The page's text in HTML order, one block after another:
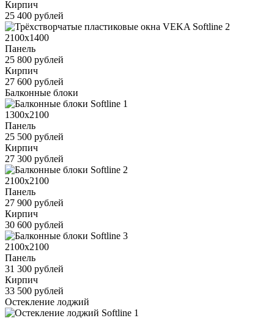
Кирпич
25 400 рублей
2100x1400
Панель
25 800 рублей
Кирпич
27 600 рублей
Балконные блоки
1300x2100
Панель
25 500 рублей
Кирпич
27 300 рублей
2100x2100
Панель
27 900 рублей
Кирпич
30 600 рублей
2100x2100
Панель
31 300 рублей
Кирпич
33 500 рублей
Остекление лоджий